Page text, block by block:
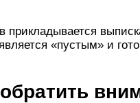
прикладывается
«пустым» и